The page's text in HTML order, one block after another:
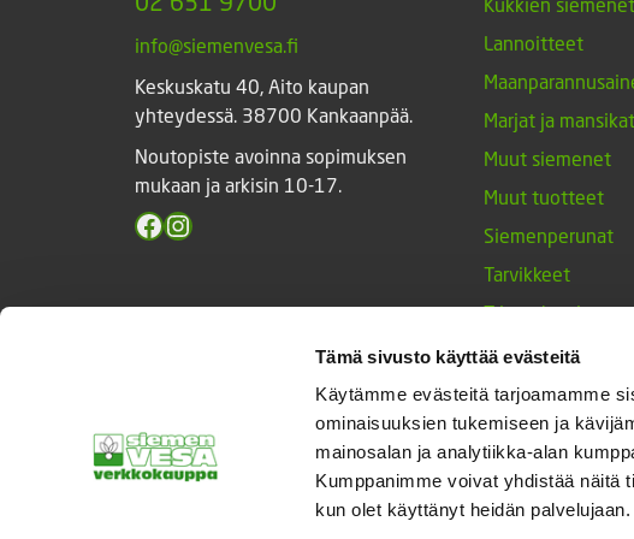
Tämä sivusto käyttää evästeitä
Käytämme evästeitä tarjoamamme
ominaisuuksien tukemiseen ja
mainosalan ja analytiikka-alan
Kumppanimme voivat yhdistää näitä
kun olet käyttänyt heidän
info@siemenvesa.fi
Keskuskatu 40, Aito kaupan
yhteydessä. 38700 Kankaanpää.
Noutopiste avoinna sopimuksen
mukaan ja arkisin 10-17.
Facebook
Instagram
Lannoitteet
Marjat ja mansikat
Muut siemenet
Muut tuotteet
Siemenperunat
Tarvikkeet
Triumph-
Vihannesten
Yrtit ja
© Siemenvesa